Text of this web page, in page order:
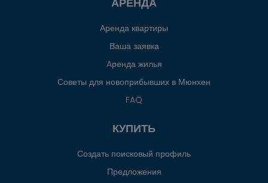
Аренда квартиры
Ваша заявка
Aренда жилья
Советы для новоприбывших в Мюнхен
FAQ
КУПИТЬ
Создать поисковый профиль
Предложения